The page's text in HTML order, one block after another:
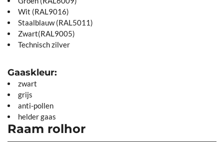
Wit (RAL9016)
Staalblauw (RAL5011)
Zwart(RAL9005)
Technisch zilver
Gaaskleur:
zwart
grijs
anti-pollen
helder gaas
Raam rolhor